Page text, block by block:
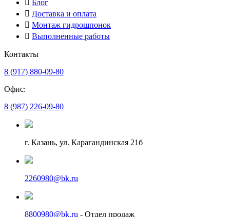
Блог
Доставка и оплата
Монтаж гидрошпонок
Выполненные работы
Контакты
8 (917) 880-09-80
Офис:
8 (987) 226-09-80
г. Казань, ул. Карагандинская 21б
2260980@bk.ru
8800980@bk.ru - Отдел продаж